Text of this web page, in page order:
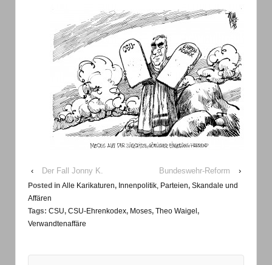
‹ Der Fall Jonny K. Bundeswehr-Reform ›
Posted in Alle Karikaturen, Innenpolitik, Parteien, Skandale und
Affären
Tags: CSU, CSU-Ehrenkodex, Moses, Theo Waigel ,
Verwandtenaffäre